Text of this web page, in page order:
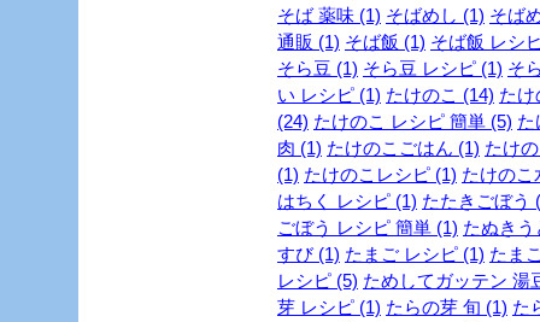
そば 薬味 (1) そばめし (1) そば
通販 (1) そば飯 (1) そば飯 レシ
そら豆 (1) そら豆 レシピ (1) そ
い レシピ (1) たけのこ (14) たけ
(24) たけのこ レシピ 簡単 (5) た
肉 (1) たけのこごはん (1) たけ
(1) たけのこレシピ (1) たけのこ
はちく レシピ (1) たたきごぼう
ごぼう レシピ 簡単 (1) たぬきう
すび (1) たまご レシピ (1) たま
レシピ (5) ためしてガッテン 湯
芽 レシピ (1) たらの芽 旬 (1) た